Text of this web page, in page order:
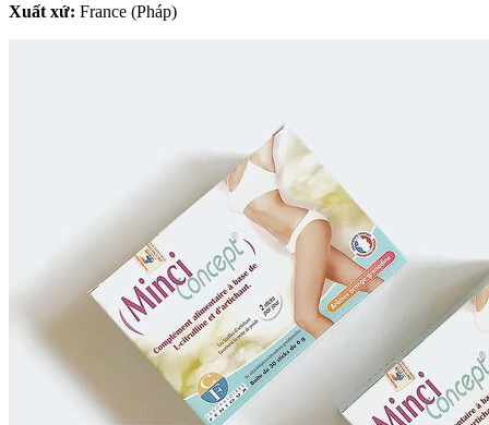
Xuất xứ: France (Pháp)